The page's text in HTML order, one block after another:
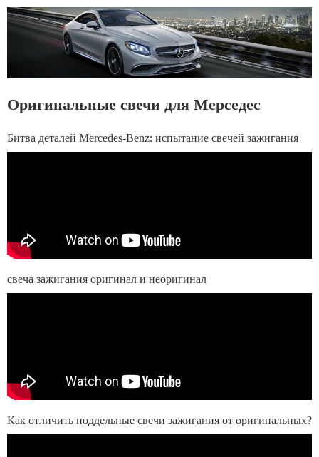
Оригинальные свечи для Мерседес
Битва деталей Mercedes-Benz: испытание свечей зажигания
свеча зажигания оригинал и неоригинал
Как отличить поддельные свечи зажигания от оригинальных?